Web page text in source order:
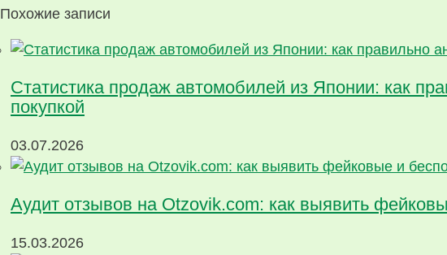
Похожие записи
Статистика продаж автомобилей из Японии: как
покупкой
03.07.2026
Аудит отзывов на Otzovik.com: как выявить
15.03.2026